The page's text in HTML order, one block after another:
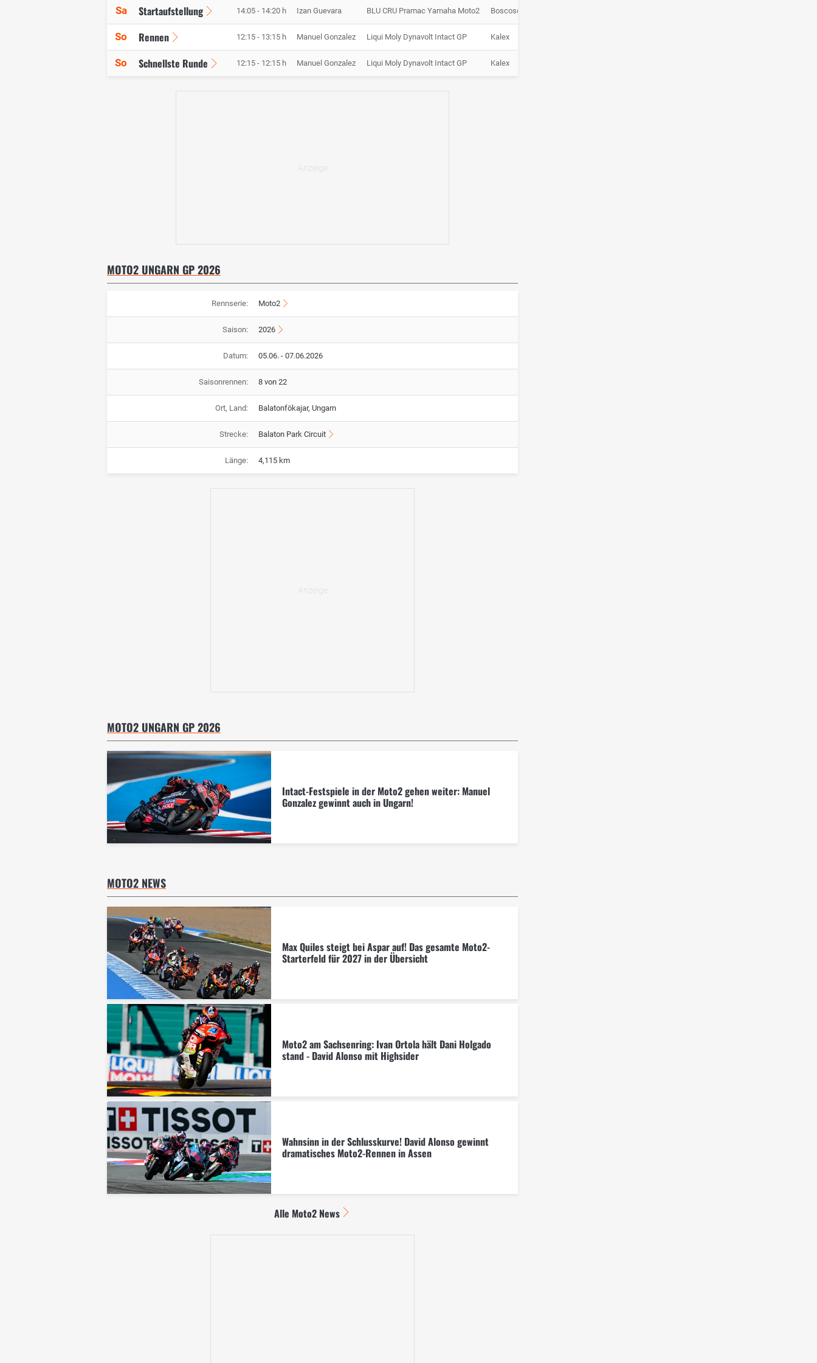
Sa Startaufstellung 14:05 - 14:20 h Izan Guevara BLU CRU Pramac Yamaha Moto2 Boscoscuro SF20T
So Rennen 12:15 - 13:15 h Manuel Gonzalez Liqui Moly Dynavolt Intact GP Kalex
So Schnellste Runde 12:15 - 12:15 h Manuel Gonzalez Liqui Moly Dynavolt Intact GP Kalex
MOTO2 UNGARN GP 2026
Rennserie: Moto2
Saison: 2026
Datum: 05.06. - 07.06.2026
Saisonrennen: 8 von 22
Ort, Land: Balatonfökajar, Ungarn
Strecke: Balaton Park Circuit
Länge: 4,115 km
MOTO2 UNGARN GP 2026
Intact-Festspiele in der Moto2 gehen weiter: Manuel
Gonzalez gewinnt auch in Ungarn!
MOTO2 NEWS
Max Quiles steigt bei Aspar auf! Das gesamte Moto2-
Starterfeld für 2027 in der Übersicht
Moto2 am Sachsenring: Ivan Ortola hält Dani Holgado
stand - David Alonso mit Highsider
Wahnsinn in der Schlusskurve! David Alonso gewinnt
dramatisches Moto2-Rennen in Assen
Alle Moto2 News